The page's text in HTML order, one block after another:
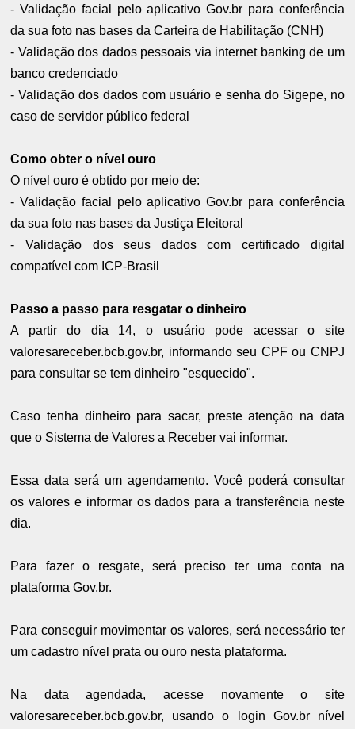
- Validação facial pelo aplicativo Gov.br para conferência
da sua foto nas bases da Carteira de Habilitação (CNH)
- Validação dos dados pessoais via internet banking de um
banco credenciado
- Validação dos dados com usuário e senha do Sigepe, no
caso de servidor público federal
Como obter o nível ouro
O nível ouro é obtido por meio de:
- Validação facial pelo aplicativo Gov.br para conferência
da sua foto nas bases da Justiça Eleitoral
- Validação dos seus dados com certificado digital
compatível com ICP-Brasil
Passo a passo para resgatar o dinheiro
A partir do dia 14, o usuário pode acessar o site
valoresareceber.bcb.gov.br, informando seu CPF ou CNPJ
para consultar se tem dinheiro "esquecido".
Caso tenha dinheiro para sacar, preste atenção na data
que o Sistema de Valores a Receber vai informar.
Essa data será um agendamento. Você poderá consultar
os valores e informar os dados para a transferência neste
dia.
Para fazer o resgate, será preciso ter uma conta na
plataforma Gov.br.
Para conseguir movimentar os valores, será necessário ter
um cadastro nível prata ou ouro nesta plataforma.
Na data agendada, acesse novamente o site
valoresareceber.bcb.gov.br, usando o login Gov.br nível